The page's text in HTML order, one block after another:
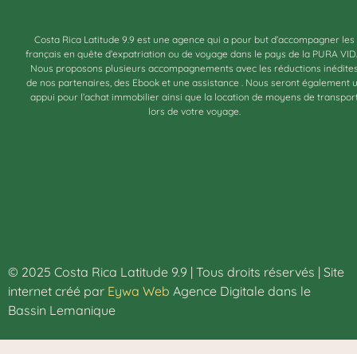
Costa Rica Latitude 9.9 est une agence qui a pour but d’accompagner les
français en quête d’expatriation ou de voyage dans le pays de la PURA
Nous proposons plusieurs accompagnements avec les réductions
de nos partenaires, des Ebook et une assistance . Nous seront également
appui pour l’achat immobilier ainsi que la location de moyens de
lors de votre voyage.
© 2025 Costa Rica Latitude 9.9 | Tous droits réservés | Site
internet créé par Eywa Web Agence Digitale dans le
Bassin Lemanique